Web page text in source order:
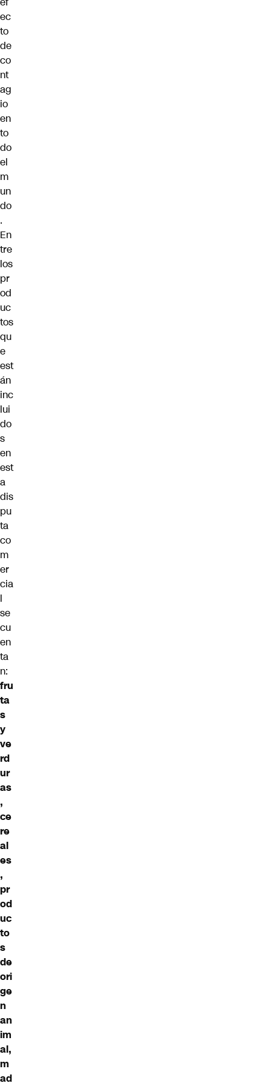
ec
to
de
co
nt
ag
io
en
to
do
el
m
un
do
.
En
tre
los
pr
od
uc
tos
qu
e
est
án
inc
lui
do
s
en
est
a
dis
pu
ta
co
m
er
cia
l
se
cu
en
ta
n:
fru
ta
s
y
ve
rd
ur
as
,
ce
re
al
es
,
pr
od
uc
to
s
de
ori
ge
n
an
im
al,
m
ad